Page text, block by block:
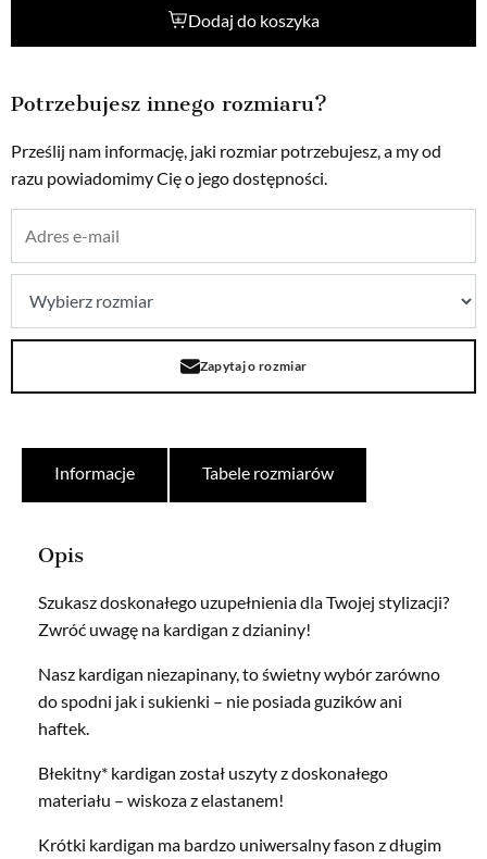
Dodaj do koszyka
Potrzebujesz innego rozmiaru?
Prześlij nam informację, jaki rozmiar potrzebujesz, a my od
razu powiadomimy Cię o jego dostępności.
Zapytaj o rozmiar
Informacje Tabele rozmiarów
Opis
Szukasz doskonałego uzupełnienia dla Twojej stylizacji?
Zwróć uwagę na kardigan z dzianiny!
Nasz kardigan niezapinany, to świetny wybór zarówno
do spodni jak i sukienki – nie posiada guzików ani
haftek.
Błekitny* kardigan został uszyty z doskonałego
materiału – wiskoza z elastanem!
Krótki kardigan ma bardzo uniwersalny fason z długim